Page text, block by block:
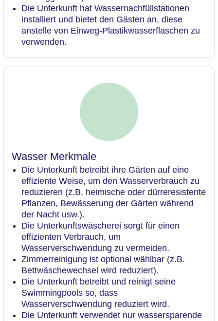
Die Unterkunft hat Wassernachfüllstationen
installiert und bietet den Gästen an, diese
anstelle von Einweg-Plastikwasserflaschen zu
verwenden.
Wasser Merkmale
Die Unterkunft betreibt ihre Gärten auf eine
effiziente Weise, um den Wasserverbrauch zu
reduzieren (z.B. heimische oder dürreresistente
Pflanzen, Bewässerung der Gärten während
der Nacht usw.).
Die Unterkunftswäscherei sorgt für einen
effizienten Verbrauch, um
Wasserverschwendung zu vermeiden.
Zimmerreinigung ist optional wählbar (z.B.
Bettwäschewechsel wird reduziert).
Die Unterkunft betreibt und reinigt seine
Swimmingpools so, dass
Wasserverschwendung reduziert wird.
Die Unterkunft verwendet nur wassersparende